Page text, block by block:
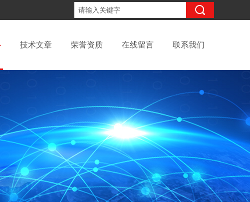
技术文章 荣誉资质 在线留言 联系我们